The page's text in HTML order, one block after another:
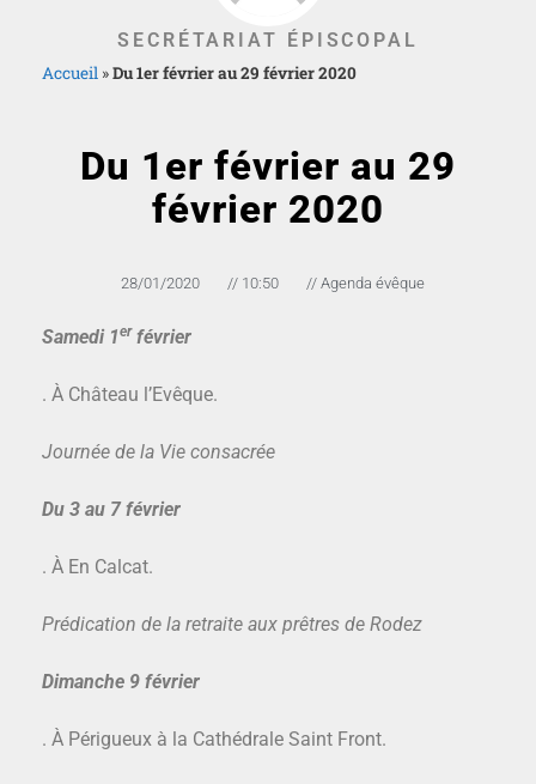
SECRÉTARIAT ÉPISCOPAL
Accueil »Du 1er février au 29 février 2020
Du 1er février au 29
février 2020
28/01/2020 // 10:50 // Agenda évêque
Samedi 1erfévrier
. À Château l’Evêque.
Journée de la Vie consacrée
Du 3 au 7 février
. À En Calcat.
Prédication de la retraite aux prêtres de Rodez
Dimanche 9 février
. À Périgueux à la Cathédrale Saint Front.